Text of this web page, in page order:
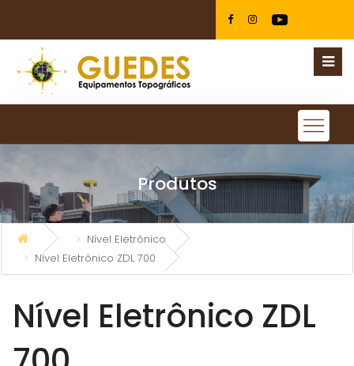
Produtos
Nível Eletrônico
Nível Eletrônico ZDL 700
Nível Eletrônico ZDL